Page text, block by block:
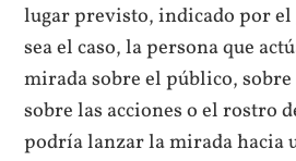
lugar previsto, indicado por
sea el caso, la persona que
mirada sobre el público,
sobre las acciones o el rostro
podría lanzar la mirada hacia